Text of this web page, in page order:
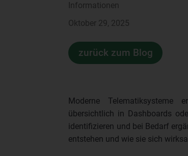
Informationen
Oktober 29, 2025
zurück zum Blog
Moderne Telematiksysteme
übersichtlich in Dashboards
identifizieren und bei Bedarf
entstehen und wie sie sich